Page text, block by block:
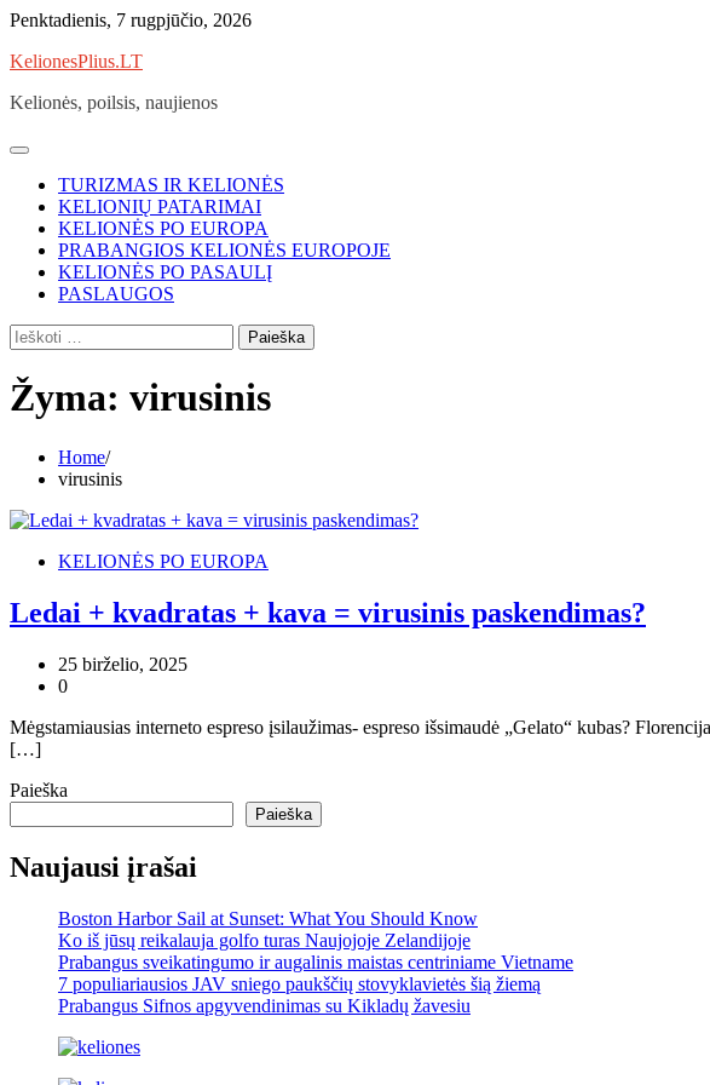
Skip
content
Penktadienis, 7 rugpjūčio, 2026
KelionesPlius.LT
Kelionės, poilsis, naujienos
TURIZMAS IR KELIONĖS
KELIONIŲ PATARIMAI
KELIONĖS PO EUROPA
PRABANGIOS KELIONĖS EUROPOJE
KELIONĖS PO PASAULĮ
PASLAUGOS
Ieškoti:
Žyma: virusinis
Home
virusinis
KELIONĖS PO EUROPA
Ledai + kvadratas + kava = virusinis paskendimas?
25 birželio, 2025
0
Mėgstamiausias interneto espreso įsilaužimas- espreso išsimaudė „Gelato“ kubas?
[…]
Paieška
Paieška
Naujausi įrašai
Boston Harbor Sail at Sunset: What You Should Know
Ko iš jūsų reikalauja golfo turas Naujojoje Zelandijoje
Prabangus sveikatingumo ir augalinis maistas centriniame Vietname
7 populiariausios JAV sniego paukščių stovyklavietės šią žiemą
Prabangus Sifnos apgyvendinimas su Kikladų žavesiu